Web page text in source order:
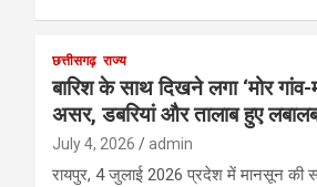
छत्तीसगढ़ राज्य
बारिश के साथ दिखने लगा ‘मोर गांव-
असर, डबरियां और तालाब हुए
July 4, 2026 admin
रायपुर, 4 जुलाई 2026 प्रदेश में मानसून की